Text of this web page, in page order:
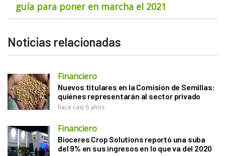
guía para poner en marcha el 2021
Noticias relacionadas
Financiero
Nuevos titulares en la Comisión de Semillas:
quiénes representarán al sector privado
hace casi 6 años
Financiero
Bioceres Crop Solutions reportó una suba
del 9% en sus ingresos en lo que va del 2020